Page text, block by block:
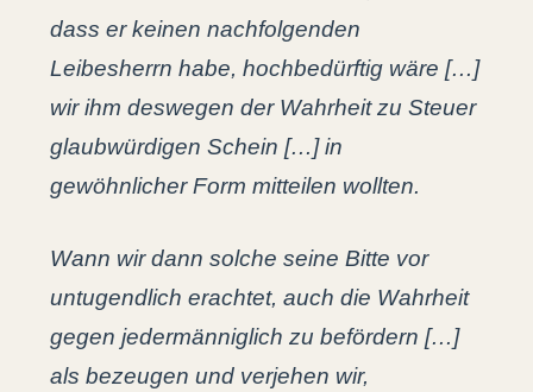
dass er keinen nachfolgenden
Leibesherrn habe, hochbedürftig wäre […]
wir ihm deswegen der Wahrheit zu Steuer
glaubwürdigen Schein […] in
gewöhnlicher Form mitteilen wollten.
Wann wir dann solche seine Bitte vor
untugendlich erachtet, auch die Wahrheit
gegen jedermänniglich zu befördern […]
als bezeugen und verjehen wir,